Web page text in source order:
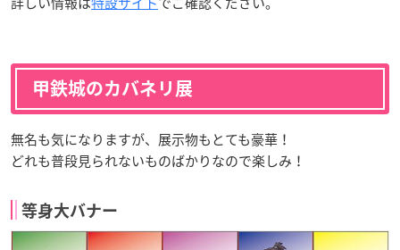
甲鉄城のカバネリ展
無名も気になりますが、展示物もとても豪華！
どれも普段見られないものばかりなので楽しみ！
等身大バナー